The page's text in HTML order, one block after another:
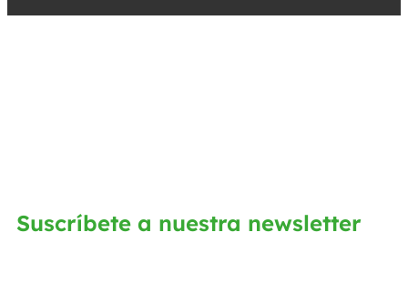
Suscríbete a nuestra newsletter